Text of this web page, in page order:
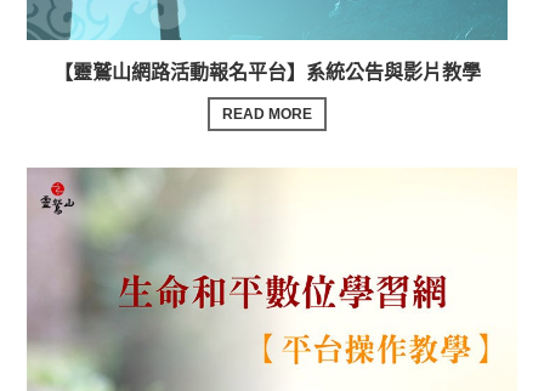
【靈鷲山網路活動報名平台】系統公告與影片教學
READ MORE